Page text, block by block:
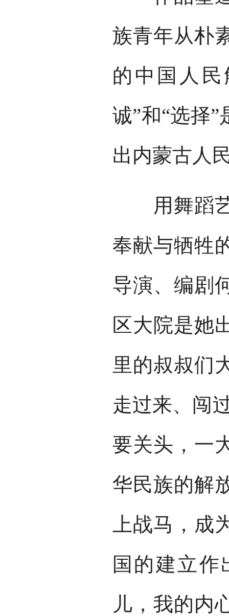
族青年从朴
的中国人
诚”和“选择
出内蒙古人
用舞蹈艺
奉献与牺牲
导演、编剧
区大院是她
里的叔叔们
走过来、闯
要关头，一
华民族的解
上战马，成
国的建立作
儿，我的内